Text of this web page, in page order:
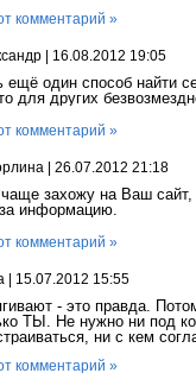
комментарий »
| 16.08.2012 19:05
ещё один способ найти
для других
комментарий »
| 26.07.2012 21:18
захожу на Ваш
информацию.
комментарий »
| 15.07.2012 15:55
- это правда.
ТЫ. Не нужно ни под
ни с кем
комментарий »